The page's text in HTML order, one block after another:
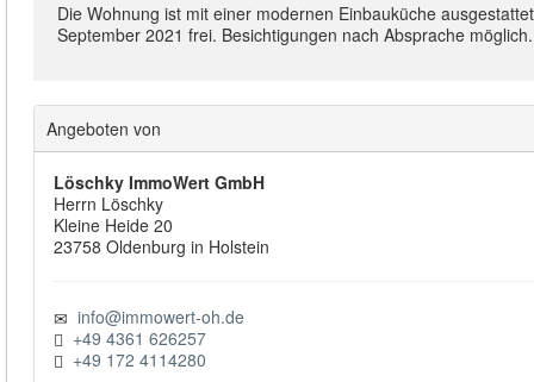
Die Wohnung ist mit einer modernen Einbauküche
September 2021 frei. Besichtigungen nach Absprache
Angeboten von
Löschky ImmoWert GmbH
Herrn Löschky
Kleine Heide 20
23758 Oldenburg in Holstein
info@immowert-oh.de
+49 4361 626257
+49 172 4114280